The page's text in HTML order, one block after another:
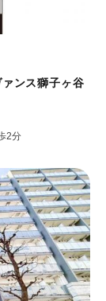
ンス獅子ヶ谷
2分